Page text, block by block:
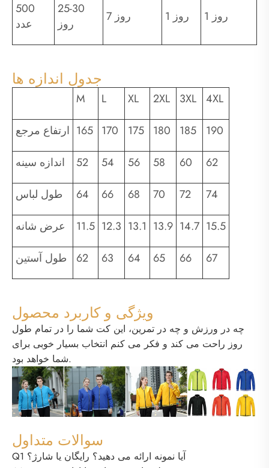
500
عدد
25-30
روز
7 روز 1 روز 1 روز
جدول اندازه ها
M L XL 2XL 3XL 4XL
ارتفاع مرجع 165 170 175 180 185 190
اندازه سینه 52 54 56 58 60 62
طول لباس 64 66 68 70 72 74
عرض شانه 11.5 12.3 13.1 13.9 14.7 15.5
طول آستین 62 63 64 65 66 67
ویژگی و کاربرد محصول
چه در ورزش و چه در تمرین، این کت شما را در تمام طول
روز راحت می کند و فکر می کنم انتخاب بسیار خوبی برای
شما خواهد بود.
سوالات متداول
Q1 آیا نمونه ارائه می دهید؟ رایگان یا شارژ؟